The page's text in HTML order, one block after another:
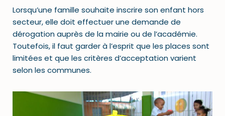
Lorsqu’une famille souhaite inscrire son enfant hors
secteur, elle doit effectuer une demande de
dérogation auprès de la mairie ou de l’académie.
Toutefois, il faut garder à l’esprit que les places sont
limitées et que les critères d’acceptation varient
selon les communes.